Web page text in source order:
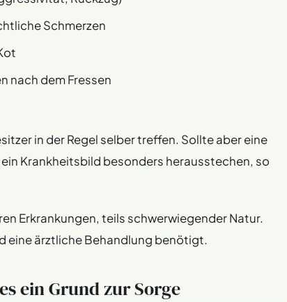
Schmerzen
nach dem Fressen
in der Regel selber treffen. Sollte aber eine
Krankheitsbild besonders herausstechen, so
Erkrankungen, teils schwerwiegender Natur.
eine ärztliche Behandlung benötigt.
ein Grund zur Sorge